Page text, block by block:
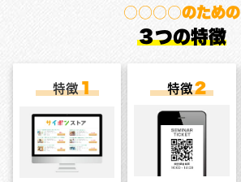
○○○○のための
３つの特徴
特徴１ 特徴２